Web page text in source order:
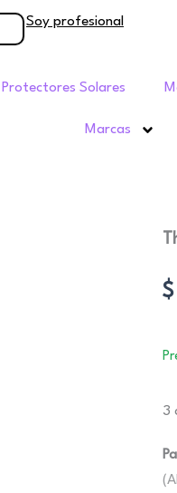
Soy profesional
Protectores Solares
Marcas
$
3